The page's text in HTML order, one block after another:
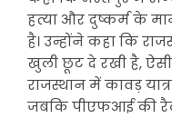
हत्या और दुष्कर्म के
है। उन्होंने कहा कि
खुली छूट दे रखी है,
राजस्थान में कावड़
जबकि पीएफआई की